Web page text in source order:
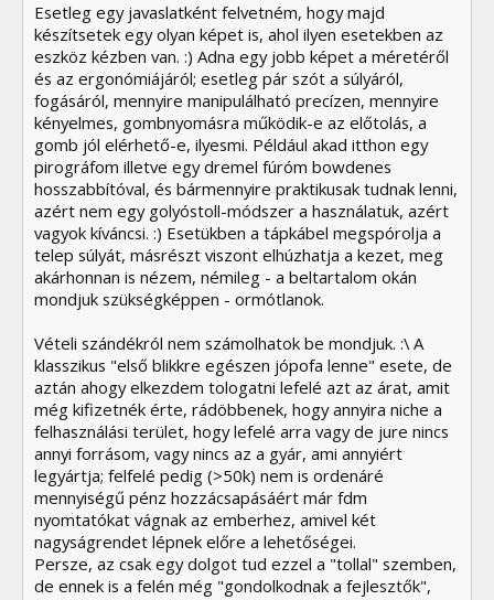
Esetleg egy javaslatként felvetném, hogy majd
készítsetek egy olyan képet is, ahol ilyen esetekben az
eszköz kézben van. :) Adna egy jobb képet a méretéről
és az ergonómiájáról; esetleg pár szót a súlyáról,
fogásáról, mennyire manipulálható precízen, mennyire
kényelmes, gombnyomásra működik-e az előtolás, a
gomb jól elérhető-e, ilyesmi. Például akad itthon egy
pirográfom illetve egy dremel fúróm bowdenes
hosszabbítóval, és bármennyire praktikusak tudnak lenni,
azért nem egy golyóstoll-módszer a használatuk, azért
vagyok kíváncsi. :) Esetükben a tápkábel megspórolja a
telep súlyát, másrészt viszont elhúzhatja a kezet, meg
akárhonnan is nézem, némileg - a beltartalom okán
mondjuk szükségképpen - ormótlanok.
Vételi szándékról nem számolhatok be mondjuk. :\ A
klasszikus "első blikkre egészen jópofa lenne" esete, de
aztán ahogy elkezdem tologatni lefelé azt az árat, amit
még kifizetnék érte, rádöbbenek, hogy annyira niche a
felhasználási terület, hogy lefelé arra vagy de jure nincs
annyi forrásom, vagy nincs az a gyár, ami annyiért
legyártja; felfelé pedig (>50k) nem is ordenáré
mennyiségű pénz hozzácsapásáért már fdm
nyomtatókat vágnak az emberhez, amivel két
nagyságrendet lépnek előre a lehetőségei.
Persze, az csak egy dolgot tud ezzel a "tollal" szemben,
de ennek is a felén még "gondolkodnak a fejlesztők",